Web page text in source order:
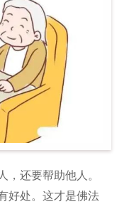
，还要帮助他人。
好处。这才是佛法